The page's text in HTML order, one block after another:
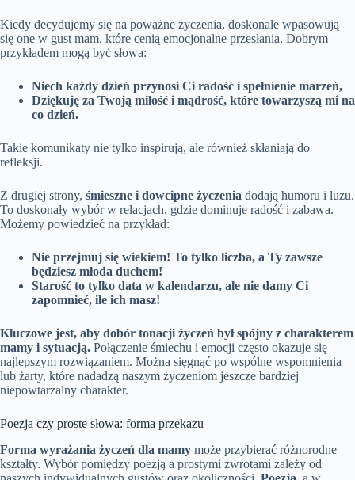
Kiedy decydujemy się na poważne życzenia, doskonale wpasowują
się one w gust mam, które cenią emocjonalne przesłania. Dobrym
przykładem mogą być słowa:
Niech każdy dzień przynosi Ci radość i spełnienie marzeń,
Dziękuję za Twoją miłość i mądrość, które towarzyszą mi na
co dzień.
Takie komunikaty nie tylko inspirują, ale również skłaniają do
refleksji.
Z drugiej strony, śmieszne i dowcipne życzenia dodają humoru i luzu.
To doskonały wybór w relacjach, gdzie dominuje radość i zabawa.
Możemy powiedzieć na przykład:
Nie przejmuj się wiekiem! To tylko liczba, a Ty zawsze
będziesz młoda duchem!
Starość to tylko data w kalendarzu, ale nie damy Ci
zapomnieć, ile ich masz!
Kluczowe jest, aby dobór tonacji życzeń był spójny z charakterem
mamy i sytuacją. Połączenie śmiechu i emocji często okazuje się
najlepszym rozwiązaniem. Można sięgnąć po wspólne wspomnienia
lub żarty, które nadadzą naszym życzeniom jeszcze bardziej
niepowtarzalny charakter.
Poezja czy proste słowa: forma przekazu
Forma wyrażania życzeń dla mamy może przybierać różnorodne
kształty. Wybór pomiędzy poezją a prostymi zwrotami zależy od